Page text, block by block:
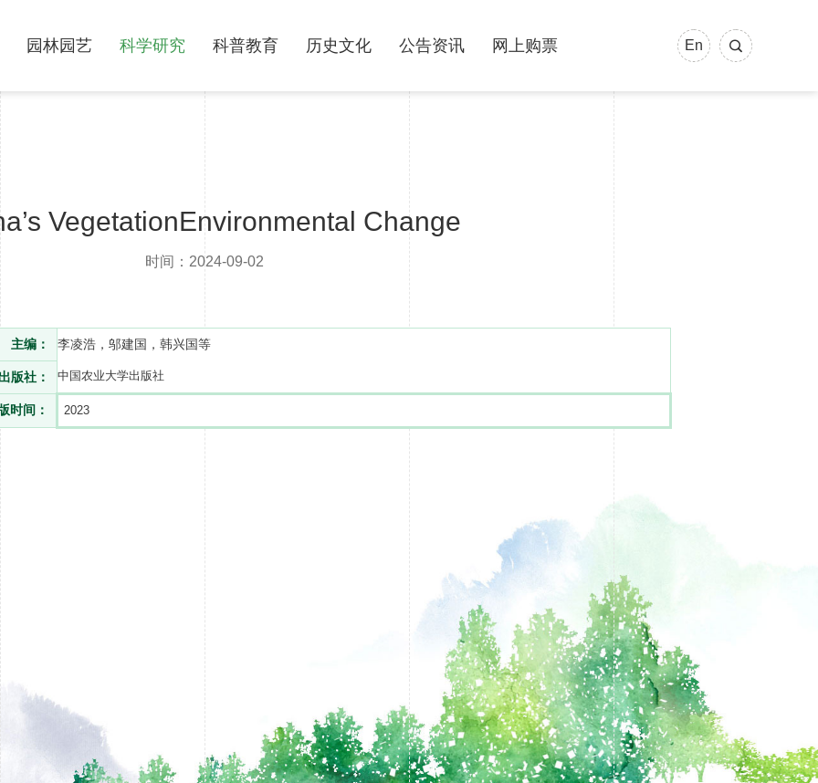
En
园林园艺 科学研究 科普教育 历史文化 公告资讯 网上购票
VegetationEnvironmental Change
时间：2024-09-02
主编： 李凌浩，邬建国，韩兴国等
版社： 中国农业大学出版社
时间： 2023